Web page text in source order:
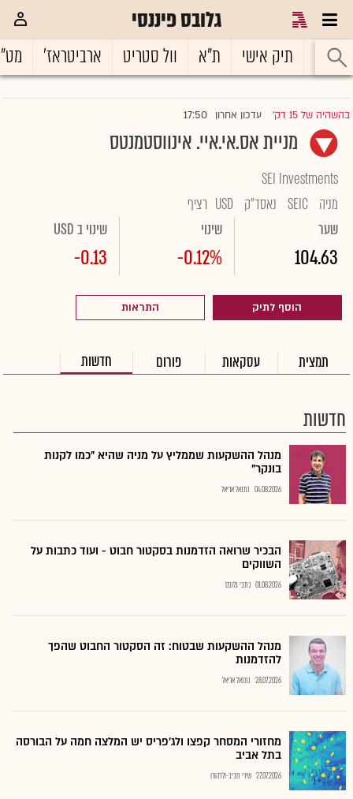
גלובס פיננסי
ראשי תיק אישי ת"א וול סטריט ארביטראז'
בהשהיה של 15 דק' |עדכון אחרון 17:50
מניית אס.אי.איי. אינווסטמנטס
SEI Investments
מניה SEIC נאסד"ק USD רציף
שער
104.63
שינוי
-0.12%
שינוי ב USD
-0.13
הוסף לתיק התראות
תמצית עסקאות פורום חדשות
חדשות
מנהל ההשקעות שממליץ על מניה שהיא "כמו לקנות
בונקר"
04.08.2026 נתנאל אריאל
הבכיר שרואה הזדמנות בסקטור חבוט - ועוד כתבות על
השווקים
01.08.2026 כתבי גלובס
מנהל ההשקעות שבטוח: זה הסקטור החבוט שהפך
להזדמנות
28.07.2026 נתנאל אריאל
מחזורי המסחר קפצו ולג'פריס יש המלצה חמה על הבורסה
בתל אביב
27.07.2026 שירי חביב-ולדהורן